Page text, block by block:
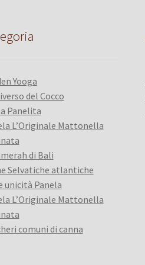
Yooga
del Cocco
Panelita
L’Originale Mattonella
di Bali
Selvatiche atlantiche
unicità Panela
L’Originale Mattonella
comuni di canna